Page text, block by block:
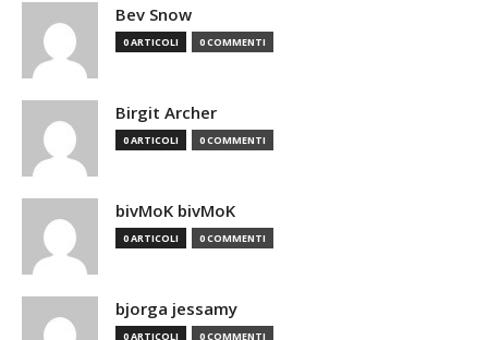
Bev Snow
0 ARTICOLI 0 COMMENTI
Birgit Archer
0 ARTICOLI 0 COMMENTI
bivMoK bivMoK
0 ARTICOLI 0 COMMENTI
bjorga jessamy
0 ARTICOLI 0 COMMENTI